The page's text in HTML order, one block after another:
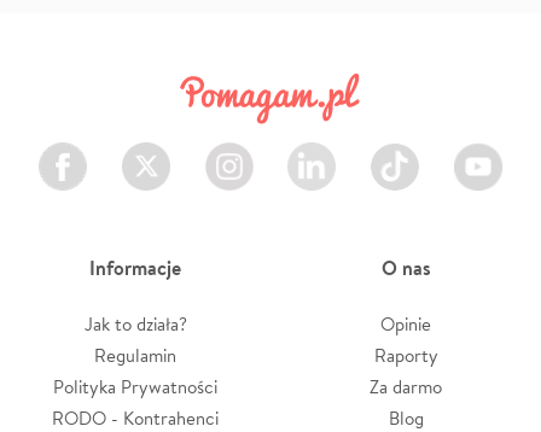
Facebook Twitter Instagram LinkedIn TikTok Youtube
Informacje
Jak to działa?
Regulamin
Polityka Prywatności
RODO - Kontrahenci
O nas
Opinie
Raporty
Za darmo
Blog